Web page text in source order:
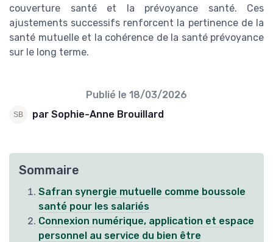
couverture santé et la prévoyance santé. Ces
ajustements successifs renforcent la pertinence de la
santé mutuelle et la cohérence de la santé prévoyance
sur le long terme.
Publié le 18/03/2026
par Sophie-Anne Brouillard
Sommaire
Safran synergie mutuelle comme boussole
santé pour les salariés
Connexion numérique, application et espace
personnel au service du bien être